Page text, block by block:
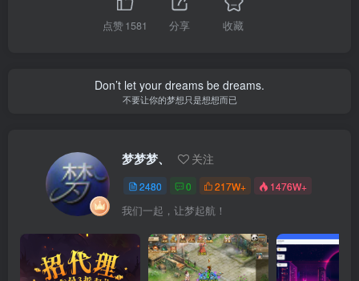
点赞1581 分享 收藏
Don’t let your dreams be dreams.
不要让你的梦想只是想想而已
梦梦梦、 关注
2480 0 217W+ 1476W+
我们一起，让梦起航！